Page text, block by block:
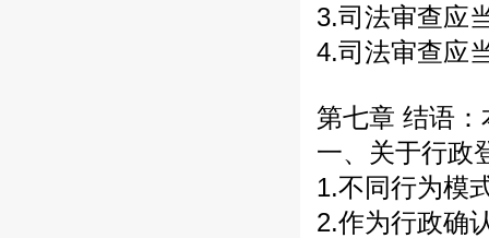
3.司法审查应
4.司法审查应
第七章 结语
一、关于行政
1.不同行为模
2.作为行政确